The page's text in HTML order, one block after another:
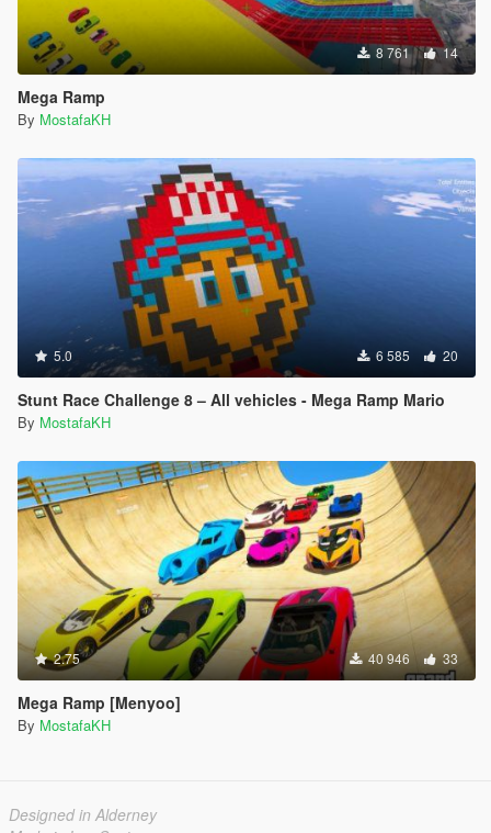
8 761 14
Mega Ramp
By MostafaKH
5.0 6 585 20
Stunt Race Challenge 8 – All vehicles - Mega Ramp Mario
By MostafaKH
2.75 40 946 33
Mega Ramp [Menyoo]
By MostafaKH
Designed in Alderney